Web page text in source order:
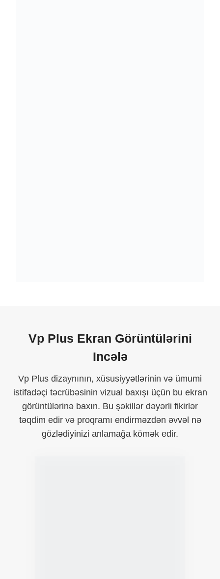
Vp Plus Ekran Görüntülərini
Incələ
Vp Plus dizaynının, xüsusiyyətlərinin və ümumi
istifadəçi təcrübəsinin vizual baxışı üçün bu ekran
görüntülərinə baxın. Bu şəkillər dəyərli fikirlər
təqdim edir və proqramı endirməzdən əvvəl nə
gözlədiyinizi anlamağa kömək edir.